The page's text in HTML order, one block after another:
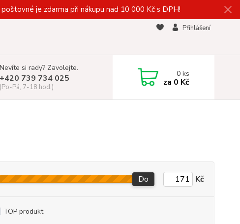
je zdarma při nákupu nad 10 000 Kč s DPH!
Přihlášení
Nevíte si rady? Zavolejte.
+420 739 734 025
(Po-Pá, 7-18 hod.)
0ks
za 0 Kč
Do Kč
TOP produkt